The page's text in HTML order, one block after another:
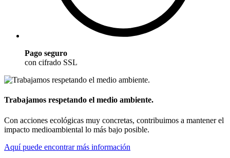
Pago seguro
con cifrado SSL
Trabajamos respetando el medio ambiente.
Con acciones ecológicas muy concretas, contribuimos a mantener el
impacto medioambiental lo más bajo posible.
Aquí puede encontrar más información